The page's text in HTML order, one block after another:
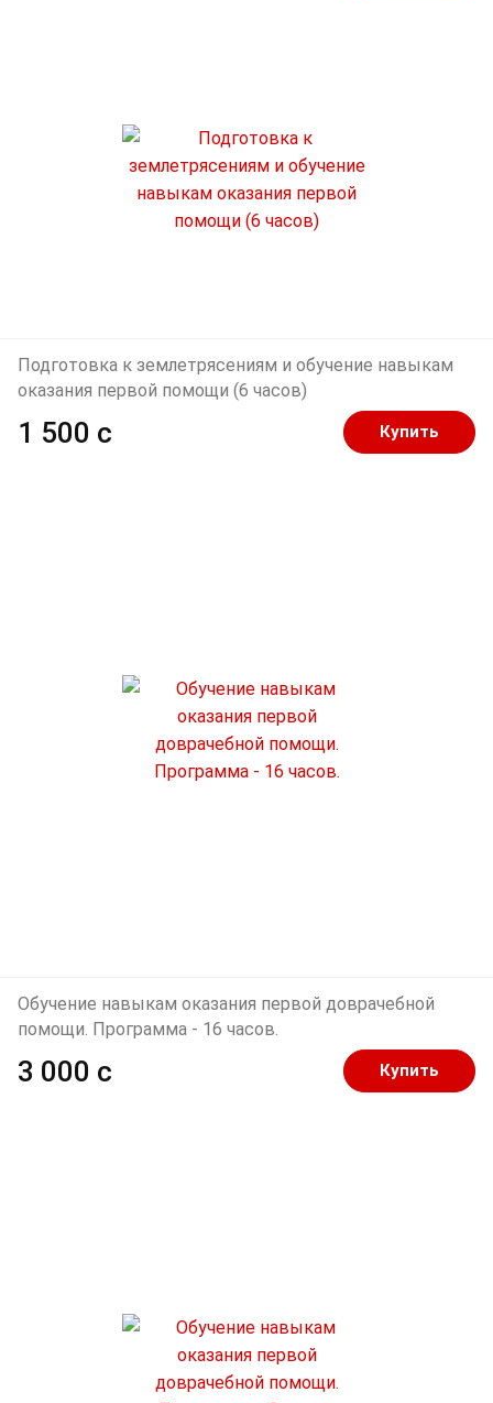
Подготовка к землетрясениям и обучение навыкам
оказания первой помощи (6 часов)
1 500 c Купить
Обучение навыкам оказания первой доврачебной
помощи. Программа - 16 часов.
3 000 c Купить